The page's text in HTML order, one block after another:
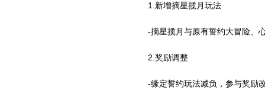
1.新增摘星揽月玩法
-摘星揽月与原有誓约大冒险、
2.奖励调整
-缘定誓约玩法减负，参与奖励